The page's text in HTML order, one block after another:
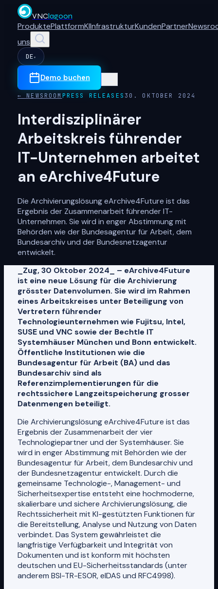
VNClagoon
ProduktePlattformKIInfrastrukturKundenPartner
uns
DE ▾
Demo buchen
← NEWSROOM PRESS RELEASES 30. OKTOBER 2024
Interdisziplinärer
Arbeitskreis führender
IT-Unternehmen arbeitet
an eArchive4Future
Die Archivierungslösung eArchive4Future ist das
Ergebnis der Zusammenarbeit führender IT-
Unternehmen. Sie wird in enger Abstimmung mit
Behörden wie der Bundesagentur für Arbeit, dem
Bundesarchiv und der Bundesnetzagentur
entwickelt.
_Zug, 30 Oktober 2024_ – eArchive4Future
ist eine neue Lösung für die Archivierung
grösster Datenvolumen. Sie wird im Rahmen
eines Arbeitskreises unter Beteiligung von
Vertretern führender
Technologieunternehmen wie Fujitsu, Intel,
SUSE und VNC sowie der Bechtle IT
Systemhäuser München und Bonn entwickelt.
Öffentliche Institutionen wie die
Bundesagentur für Arbeit (BA) und das
Bundesarchiv sind als
Referenzimplementierungen für die
rechtssichere Langzeitspeicherung grosser
Datenmengen beteiligt.
Die Archivierungslösung eArchive4Future ist das
Ergebnis der Zusammenarbeit der vier
Technologiepartner und der Systemhäuser. Sie
wird in enger Abstimmung mit Behörden wie der
Bundesagentur für Arbeit, dem Bundesarchiv und
der Bundesnetzagentur entwickelt. Durch die
gemeinsame Technologie-, Management- und
Sicherheitsexpertise entsteht eine hochmoderne,
skalierbare und sichere Archivierungslösung, die
Rechtssicherheit mit KI-gestützten Funktionen für
die Bereitstellung, Analyse und Nutzung von Daten
verbindet. Das System gewährleistet die
langfristige Verfügbarkeit und Integrität von
Dokumenten und ist konform mit höchsten
deutschen und EU-Sicherheitsstandards (unter
anderem BSI-TR-ESOR, eIDAS und RFC4998).